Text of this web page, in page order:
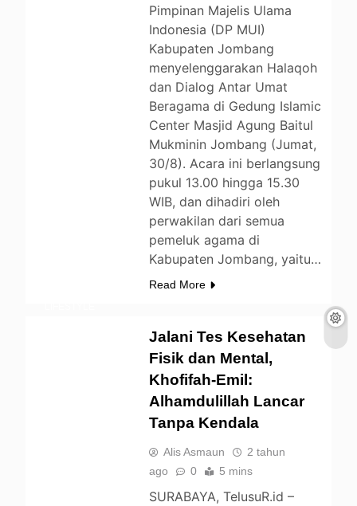
Pimpinan Majelis Ulama
Indonesia (DP MUI)
Kabupaten Jombang
menyelenggarakan Halaqoh
dan Dialog Antar Umat
Beragama di Gedung Islamic
Center Masjid Agung Baitul
Mukminin Jombang (Jumat,
30/8). Acara ini berlangsung
pukul 13.00 hingga 15.30
WIB, dan dihadiri oleh
perwakilan dari semua
pemeluk agama di
Kabupaten Jombang, yaitu…
Read More
Jalani Tes Kesehatan
Fisik dan Mental,
Khofifah-Emil:
Alhamdulillah Lancar
Tanpa Kendala
Alis Asmaun
2 tahun
ago
0 5 mins
SURABAYA, TelusuR.id –